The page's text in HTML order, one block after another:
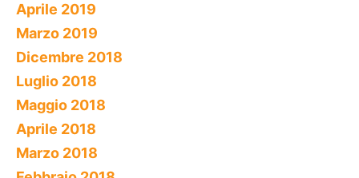
Aprile 2019
Marzo 2019
Dicembre 2018
Luglio 2018
Maggio 2018
Aprile 2018
Marzo 2018